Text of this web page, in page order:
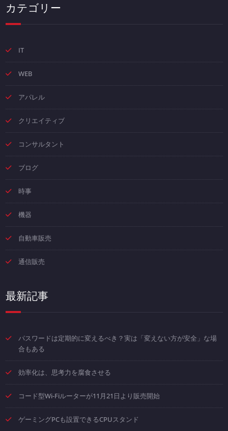
カテゴリー
IT
WEB
アパレル
クリエイティブ
コンサルタント
ブログ
時事
機器
自動車販売
通信販売
最新記事
パスワードは定期的に変えるべき？実は「変えない方が安全」な場
合もある
効率化は、思考力を腐食させる
コード型Wi-Fiルーターが11月21日より販売開始
ゲーミングPCも設置できるCPUスタンド